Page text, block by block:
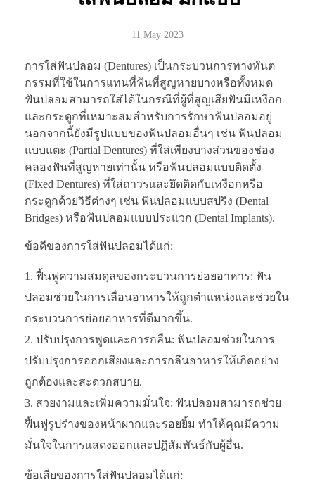
11 May 2023
การใส่ฟันปลอม (Dentures) เป็นกระบวนการทางทันต
กรรมที่ใช้ในการแทนที่ฟันที่สูญหายบางหรือทั้งหมด
ฟันปลอมสามารถใส่ได้ในกรณีที่ผู้ที่สูญเสียฟันมีเหงือก
และกระดูกที่เหมาะสมสำหรับการรักษาฟันปลอมอยู่
นอกจากนี้ยังมีรูปแบบของฟันปลอมอื่นๆ เช่น ฟันปลอม
แบบแตะ (Partial Dentures) ที่ใส่เพียงบางส่วนของช่อง
คลองฟันที่สูญหายเท่านั้น หรือฟันปลอมแบบติดตั้ง
(Fixed Dentures) ที่ใส่ถาวรและยึดติดกับเหงือกหรือ
กระดูกด้วยวิธีต่างๆ เช่น ฟันปลอมแบบสปริง (Dental
Bridges) หรือฟันปลอมแบบประแวก (Dental Implants).
ข้อดีของการใส่ฟันปลอมได้แก่:
ฟื้นฟูความสมดุลของกระบวนการย่อยอาหาร: ฟัน
ปลอมช่วยในการเลื่อนอาหารให้ถูกตำแหน่งและช่วยใน
กระบวนการย่อยอาหารที่ดีมากขึ้น.
ปรับปรุงการพูดและการกลืน: ฟันปลอมช่วยในการ
ปรับปรุงการออกเสียงและการกลืนอาหารให้เกิดอย่าง
ถูกต้องและสะดวกสบาย.
สวยงามและเพิ่มความมั่นใจ: ฟันปลอมสามารถช่วย
ฟื้นฟูรูปร่างของหน้าผากและรอยยิ้ม ทำให้คุณมีความ
มั่นใจในการแสดงออกและปฏิสัมพันธ์กับผู้อื่น.
ข้อเสียของการใส่ฟันปลอมได้แก่: